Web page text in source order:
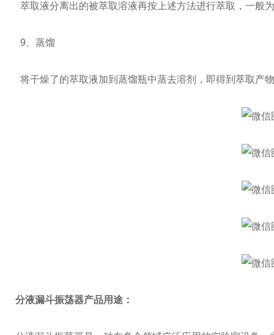
萃取液分离出的被萃取溶液再按上述方法进行萃取，一般
9、蒸馏
将干燥了的萃取液加到蒸馏瓶中蒸去溶剂，即得到萃取产
分液漏斗振荡器产品用途：